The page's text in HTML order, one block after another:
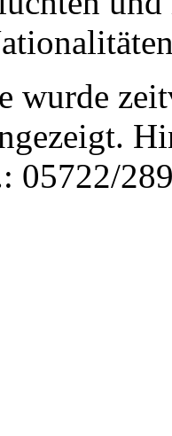
wurde
05722/